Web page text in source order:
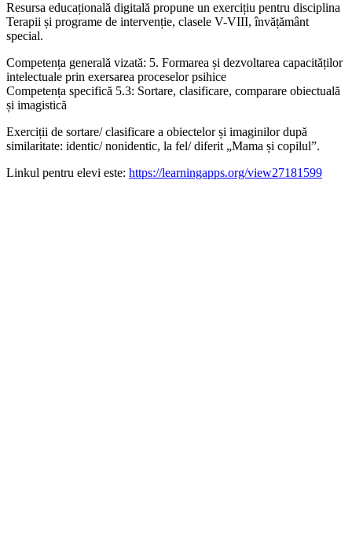
Resursa educațională digitală propune un exercițiu pentru disciplina
Terapii și programe de intervenție, clasele V-VIII, învățământ
special.
Competența generală vizată: 5. Formarea și dezvoltarea capacităților
intelectuale prin exersarea proceselor psihice
Competența specifică 5.3: Sortare, clasificare, comparare obiectuală
și imagistică
Exerciții de sortare/ clasificare a obiectelor și imaginilor după
similaritate: identic/ nonidentic, la fel/ diferit „Mama și copilul”.
Linkul pentru elevi este: https://learningapps.org/view27181599